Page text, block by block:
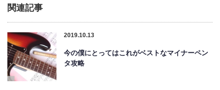
関連記事
2019.10.13
今の僕にとってはこれがベストなマイナーペン
タ攻略